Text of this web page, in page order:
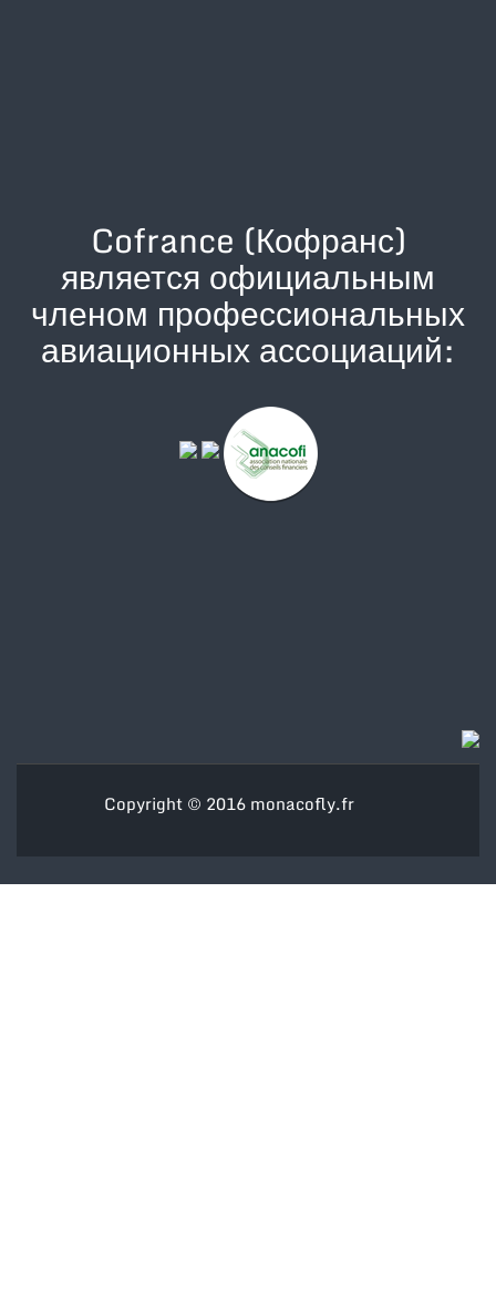
Cofrance (Кофранс)
является официальным
членом профессиональных
авиационных ассоциаций:
Copyright © 2016 monacofly.fr